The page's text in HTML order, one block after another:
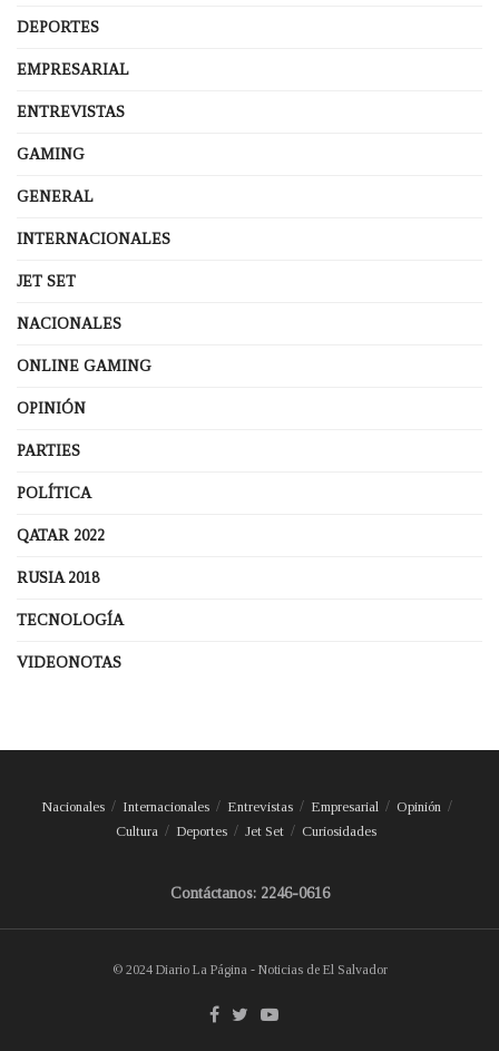
DEPORTES
EMPRESARIAL
ENTREVISTAS
GAMING
GENERAL
INTERNACIONALES
JET SET
NACIONALES
ONLINE GAMING
OPINIÓN
PARTIES
POLÍTICA
QATAR 2022
RUSIA 2018
TECNOLOGÍA
VIDEONOTAS
Nacionales Internacionales Entrevistas Empresarial
Opinión
Cultura
Deportes Jet Set Curiosidades
Contáctanos: 2246-0616
© 2024 Diario La Página - Noticias de El Salvador